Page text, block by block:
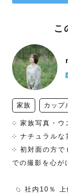
こ
家族 カップ
༶ 家族写真・ウ
༶ ナチュラルな
༶ 初対面の方で
での撮影を心
𓆇 社内10％ 上